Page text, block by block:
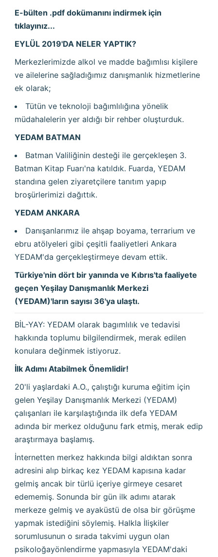
E-bülten .pdf dokümanını indirmek için
tıklayınız...
EYLÜL 2019'DA NELER YAPTIK?
Merkezlerimizde alkol ve madde bağımlısı kişilere
ve ailelerine sağladığımız danışmanlık hizmetlerine
ek olarak;
Tütün ve teknoloji bağımlılığına yönelik
müdahalelerin yer aldığı bir rehber oluşturduk.
YEDAM BATMAN
Batman Valiliğinin desteği ile gerçekleşen 3.
Batman Kitap Fuarı'na katıldık. Fuarda, YEDAM
standına gelen ziyaretçilere tanıtım yapıp
broşürlerimizi dağıttık.
YEDAM ANKARA
Danışanlarımız ile ahşap boyama, terrarium ve
ebru atölyeleri gibi çeşitli faaliyetleri Ankara
YEDAM'da gerçekleştirmeye devam ettik.
Türkiye'nin dört bir yanında ve Kıbrıs'ta faaliyete
geçen Yeşilay Danışmanlık Merkezi
(YEDAM)'ların sayısı 36'ya ulaştı.
BİL-YAY: YEDAM olarak bagımlılık ve tedavisi
hakkında toplumu bilgilendirmek, merak edilen
konulara değinmek istiyoruz.
İlk Adımı Atabilmek Önemlidir!
20'li yaşlardaki A.O., çalıştığı kuruma eğitim için
gelen Yeşilay Danışmanlık Merkezi (YEDAM)
çalışanları ile karşılaştığında ilk defa YEDAM
adında bir merkez olduğunu fark etmiş, merak edip
araştırmaya başlamış.
İnternetten merkez hakkında bilgi aldıktan sonra
adresini alıp birkaç kez YEDAM kapısına kadar
gelmiş ancak bir türlü içeriye girmeye cesaret
edememiş. Sonunda bir gün ilk adımı atarak
merkeze gelmiş ve ayaküstü de olsa bir görüşme
yapmak istediğini söylemiş. Halkla İlişkiler
sorumlusunun o sırada takvimi uygun olan
psikoloğayönlendirme yapmasıyla YEDAM'daki